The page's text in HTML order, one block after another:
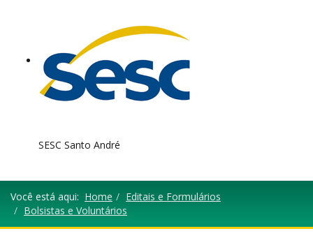
SESC Santo André
Você está aqui: Home
Editais e Formulários
Bolsistas e Voluntários